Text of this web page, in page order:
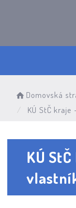
Domovská
KÚ StČ
KÚ